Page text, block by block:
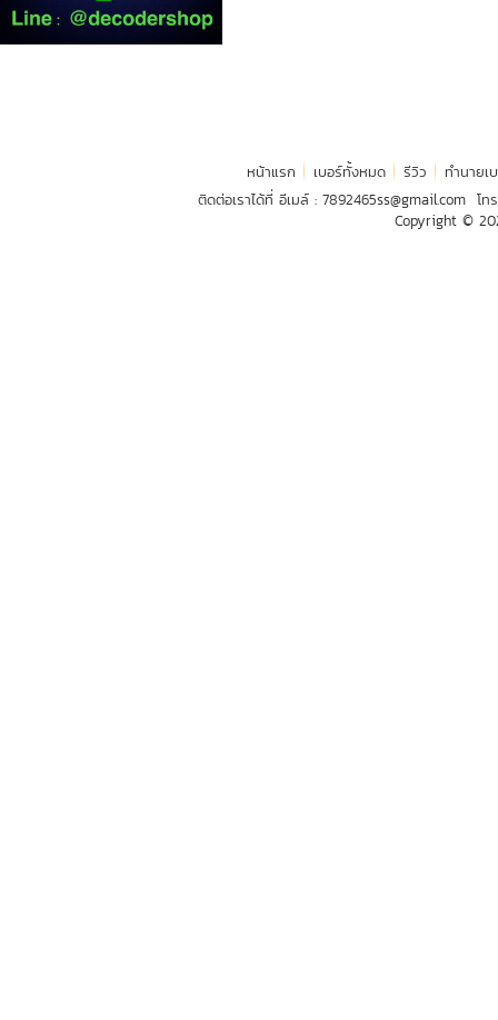
หน้าแรก เบอร์ทั้งหมด รีวิว
ทำนายเ
ติดต่อเราได้ที่ อีเมล์ : 7892465ss@gmail.com โท
Copyright ©